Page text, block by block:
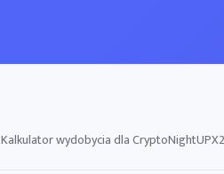
Kalkulator wydobycia dla CryptoNightUPX2